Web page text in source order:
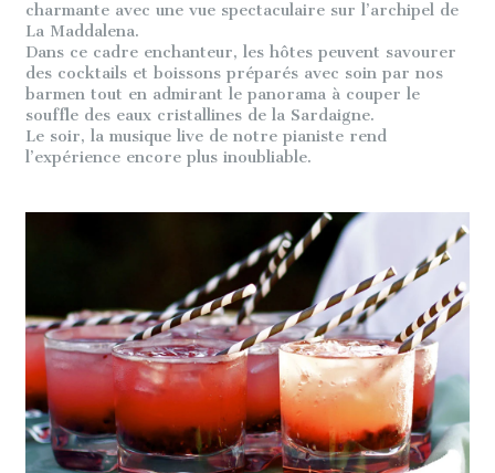
charmante avec une vue spectaculaire sur l’archipel de
La Maddalena.
Dans ce cadre enchanteur, les hôtes peuvent savourer
des cocktails et boissons préparés avec soin par nos
barmen tout en admirant le panorama à couper le
souffle des eaux cristallines de la Sardaigne.
Le soir, la musique live de notre pianiste rend
l’expérience encore plus inoubliable.